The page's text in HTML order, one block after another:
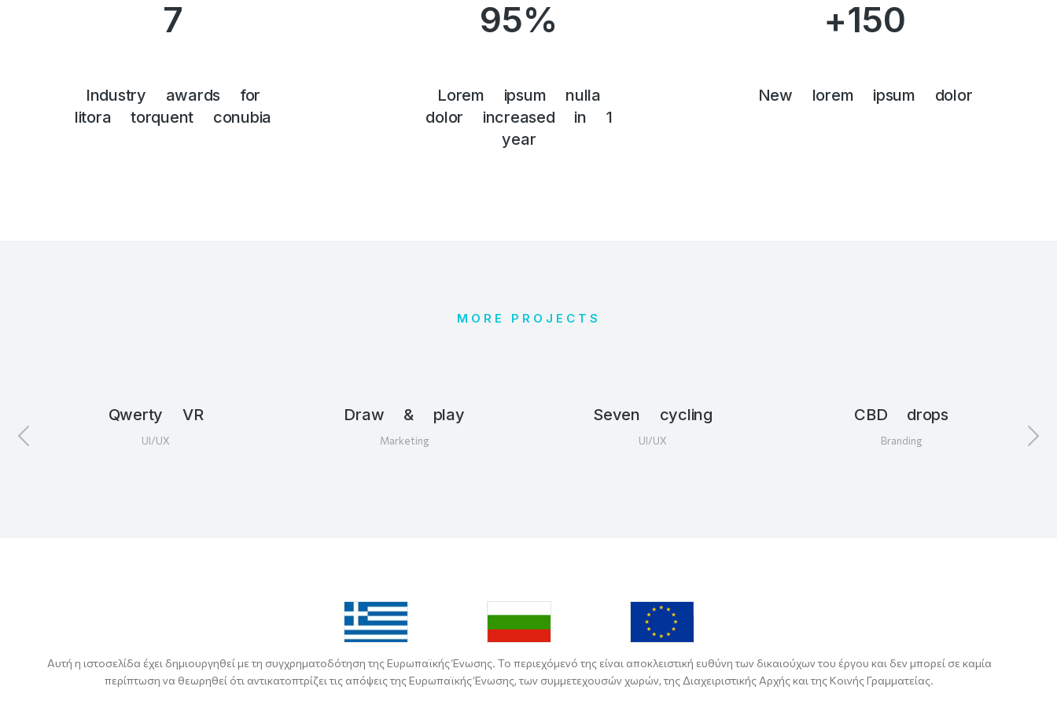
7
Industry awards for
litora torquent conubia
95%
Lorem ipsum nulla
dolor increased in 1
year
+150
New lorem ipsum dolor
MORE PROJECTS
Qwerty VR
UI/UX
Draw & play
Marketing
Seven cycling
UI/UX
CBD drops
Branding
Αυτή η ιστοσελίδα έχει δημιουργηθεί με τη συγχρηματοδότηση της Ευρωπαϊκής Ένωσης. Το περιεχόμενό της είναι αποκλειστική ευθύνη των δικαιούχων του έργου και δεν μπορεί σε καμία
περίπτωση να θεωρηθεί ότι αντικατοπτρίζει τις απόψεις της Ευρωπαϊκής Ένωσης, των συμμετεχουσών χωρών, της Διαχειριστικής Αρχής και της Κοινής Γραμματείας.